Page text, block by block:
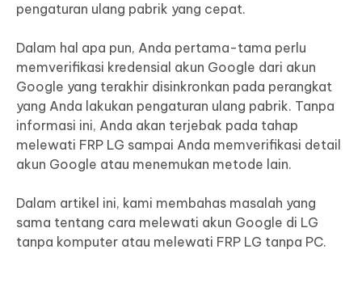
pengaturan ulang pabrik yang cepat.
Dalam hal apa pun, Anda pertama-tama perlu
memverifikasi kredensial akun Google dari akun
Google yang terakhir disinkronkan pada perangkat
yang Anda lakukan pengaturan ulang pabrik. Tanpa
informasi ini, Anda akan terjebak pada tahap
melewati FRP LG sampai Anda memverifikasi detail
akun Google atau menemukan metode lain.
Dalam artikel ini, kami membahas masalah yang
sama tentang cara melewati akun Google di LG
tanpa komputer atau melewati FRP LG tanpa PC.